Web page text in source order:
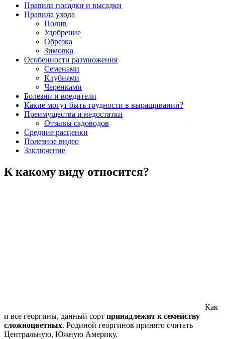
Правила посадки и высадки
Правила ухода
Полив
Удобрение
Обрезка
Зимовка
Особенности размножения
Семенами
Клубнями
Черенками
Болезни и вредители
Какие могут быть трудности в выращивании?
Преимущества и недостатки
Отзывы садоводов
Средние расценки
Полезное видео
Заключение
К какому виду относится?
Как
и все георгины, данный сорт принадлежит к семейству
сложноцветных. Родиной георгинов принято считать
Центральную, Южную Америку.